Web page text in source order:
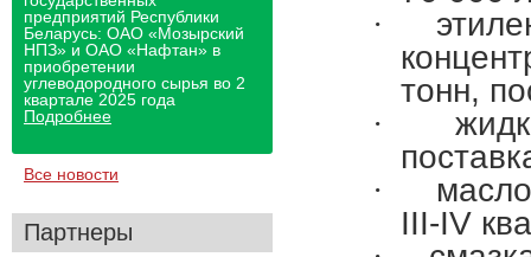
Все новости
предприятий Республики
Беларусь: ОАО «Мозырский
НПЗ» и ОАО «Нафтан» в
приобретении
углеводородного сырья во 2
квартале 2025 года
Подробнее
Партнеры
·
тонн,
·
·
III-IV